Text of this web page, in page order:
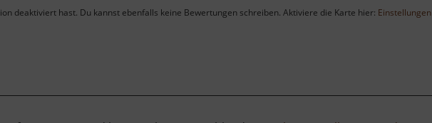
deaktiviert hast. Du kannst ebenfalls keine Bewertungen schreiben. Aktiviere die Karte hier: Einstellungen